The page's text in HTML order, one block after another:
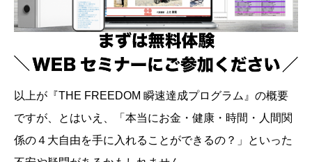
以上が『THE FREEDOM 瞬速達成プログラム』の概要
ですが、とはいえ、「本当にお金・健康・時間・人間関
係の４大自由を手に入れることができるの？」といった